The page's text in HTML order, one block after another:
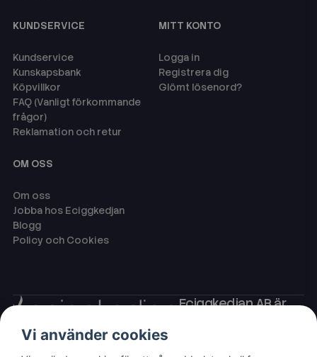
KUNDSERVICE
Kundservice
Kunskapsbank
Köpvillkor
FAQ (Vanligt förkommande
frågor)
Reklamation och retur
MITT KONTO
Logga in
Registrera dig
Glömt lösenord?
OM OSS
Om oss
Jobba hos Eciggkedjan
Blogg
Policy och Cookies
Eciggkedjan AB är
som engångsvape,
Vi använder cookies